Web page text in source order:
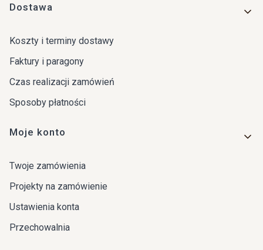
Dostawa
Koszty i terminy dostawy
Faktury i paragony
Czas realizacji zamówień
Sposoby płatności
Moje konto
Twoje zamówienia
Projekty na zamówienie
Ustawienia konta
Przechowalnia